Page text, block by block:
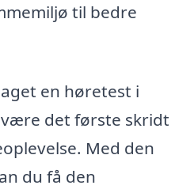
til bedre
en høretest i
det første skridt
Med den
du få den